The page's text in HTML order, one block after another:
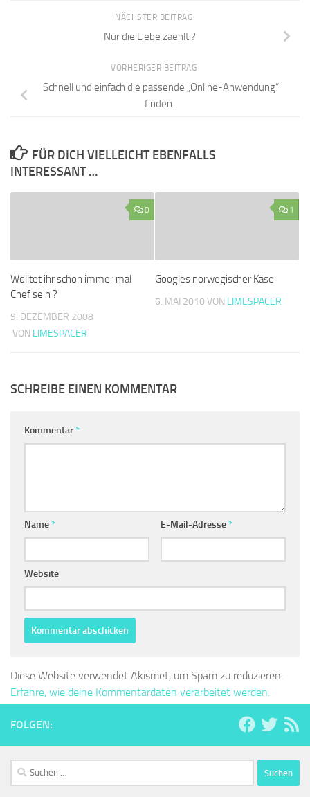
NÄCHSTER BEITRAG
Nur die Liebe zaehlt ?
VORHERIGER BEITRAG
Schnell und einfach die passende „Online-Anwendung“
finden..
FÜR DICH VIELLEICHT EBENFALLS
INTERESSANT …
0
Wolltet ihr schon immer mal
Chef sein ?
9. DEZEMBER 2008
VON LIMESPACER
1
Googles norwegischer Käse
6. MAI 2010 VON LIMESPACER
SCHREIBE EINEN KOMMENTAR
Kommentar*
Name* E-Mail-Adresse*
Website
Diese Website verwendet Akismet, um Spam zu reduzieren.
Erfahre, wie deine Kommentardaten verarbeitet werden.
FOLGEN:
Suchen
nach: